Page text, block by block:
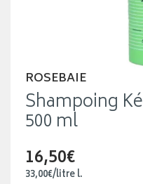
ROSEBAIE
Shampoing
500 ml
16,50€
33,00€/litrel.